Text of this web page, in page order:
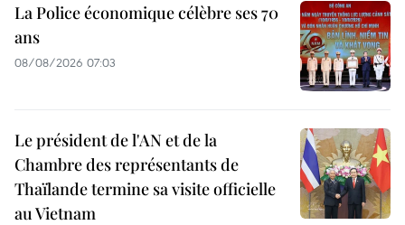
La Police économique célèbre ses 70
ans
08/08/2026 07:03
Le président de l'AN et de la
Chambre des représentants de
Thaïlande termine sa visite officielle
au Vietnam